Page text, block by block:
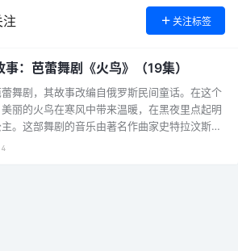
注 关注标签
事：芭蕾舞剧《火鸟》（19集）
蕾舞剧，其故事改编自俄罗斯民间童话。在这个
丽的火鸟在寒风中带来温暖，在黑夜里点起明
。这部舞剧的音乐由著名作曲家史特拉汶斯基
优美旋律进行编曲，音乐充满了独特的魅力，
4